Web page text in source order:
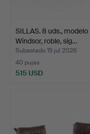
SILLAS. 8 uds., modelo
Windsor, roble, sig…
Subastado 15 jul 2026
40 pujas
515 USD